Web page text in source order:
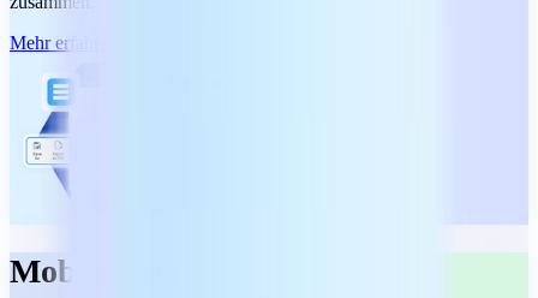
Mehr erfahren
MobiSheets